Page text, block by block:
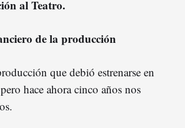
al Teatro.
de la producción
que debió estrenarse en
hace ahora cinco años nos